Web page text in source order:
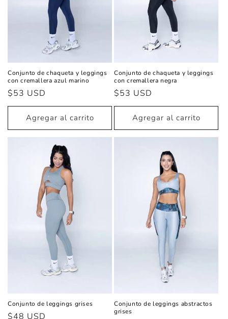
Conjunto de chaqueta y leggings
con cremallera azul marino
Precio
habitual
$53 USD
Agregar al carrito
Conjunto de chaqueta y leggings
con cremallera negra
Precio
habitual
$53 USD
Agregar al carrito
Conjunto de leggings grises
Precio
$48 USD
Conjunto de leggings abstractos
grises